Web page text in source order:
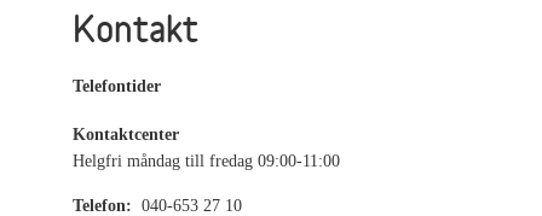
Kontakt
Telefontider
Kontaktcenter
Helgfri måndag till fredag 09:00-11:00
Telefon: 040-653 27 10